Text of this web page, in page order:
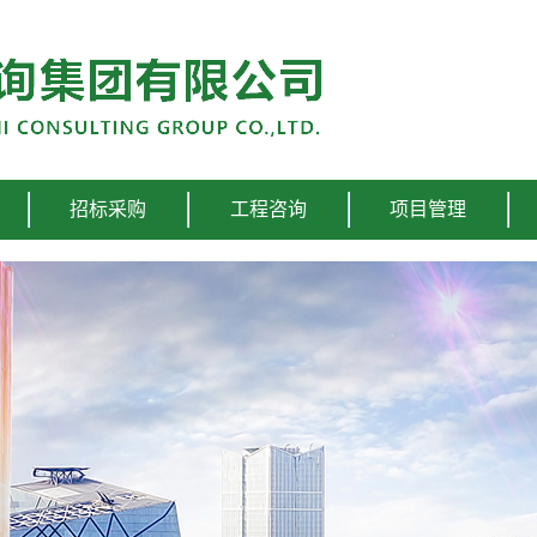
招标采购 工程咨询 项目管理